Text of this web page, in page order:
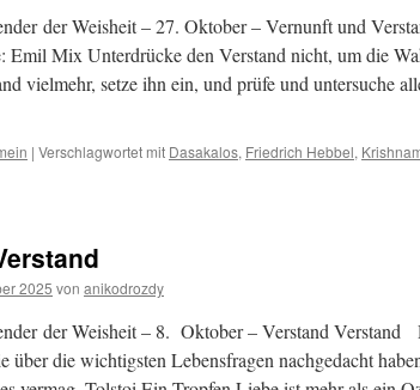
der Weisheit – 27. Oktober – Vernunft und
Mix Unterdrücke den Verstand nicht, um die
vielmehr, setze ihn ein, und prüfe und untersuche
| Verschlagwortet mit Dasakalos, Friedrich Hebbel,
2025 von anikodrozdy
der Weisheit – 8. Oktober – Verstand
über die wichtigsten Lebensfragen nachgedacht